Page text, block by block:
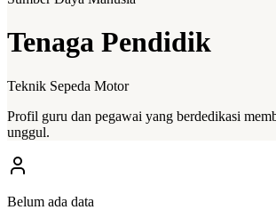
Tenaga Pendidik
Teknik Sepeda Motor
Profil guru dan pegawai yang berdedikasi
unggul.
Belum ada data